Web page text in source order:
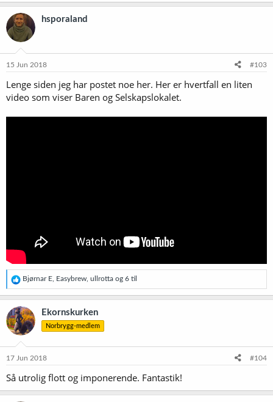
a
k
s
j
o
e
:
hsporaland
15 Jun 2018 #103
Lenge siden jeg har postet noe her. Her er hvertfall en liten
video som viser Baren og Selskapslokalet.
R
e
a
k
s
j
o
e
:
Bjørnar E Easybrew ullrotta og 6 til
Ekornskurken
Norbrygg-medlem
17 Jun 2018 #104
Så utrolig flott og imponerende. Fantastik!